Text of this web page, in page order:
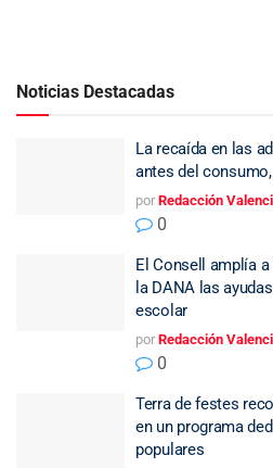
Noticias Destacadas
La recaída en las
antes del
por Redacción
0
El Consell amplía
la DANA las
escolar
por Redacción
0
Terra de festes
en un programa
populares